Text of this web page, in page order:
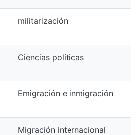
militarización
Ciencias políticas
Emigración e inmigración
Migración internacional